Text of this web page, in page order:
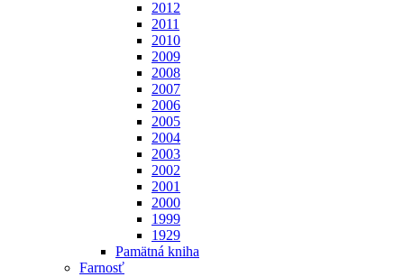
2012
2011
2010
2009
2008
2007
2006
2005
2004
2003
2002
2001
2000
1999
1929
Pamätná kniha
Farnosť